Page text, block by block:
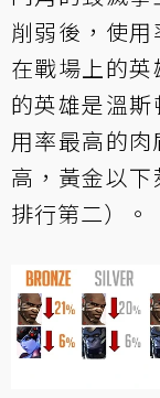
削弱後，使
在戰場上的
的英雄是溫
用率最高的
高，黃金以
排行第二）。